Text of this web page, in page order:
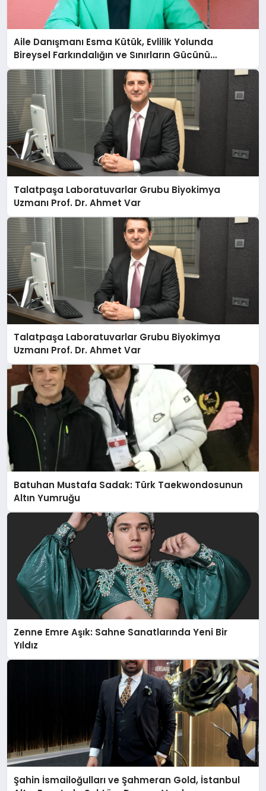
Aile Danışmanı Esma Kütük, Evlilik Yolunda
Bireysel Farkındalığın ve Sınırların Gücünü
Anlatıyor
Talatpaşa Laboratuvarlar Grubu Biyokimya
Uzmanı Prof. Dr. Ahmet Var
Talatpaşa Laboratuvarlar Grubu Biyokimya
Uzmanı Prof. Dr. Ahmet Var
Batuhan Mustafa Sadak: Türk Taekwondosunun
Altın Yumruğu
Zenne Emre Aşık: Sahne Sanatlarında Yeni Bir
Yıldız
Şahin İsmailoğulları ve Şahmeran Gold, İstanbul